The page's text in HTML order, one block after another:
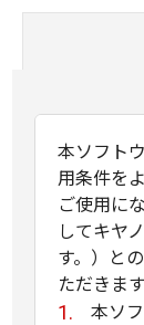
本ソフト
用条件を
ご使用に
してキヤ
す。）と
ただきます
本ソ